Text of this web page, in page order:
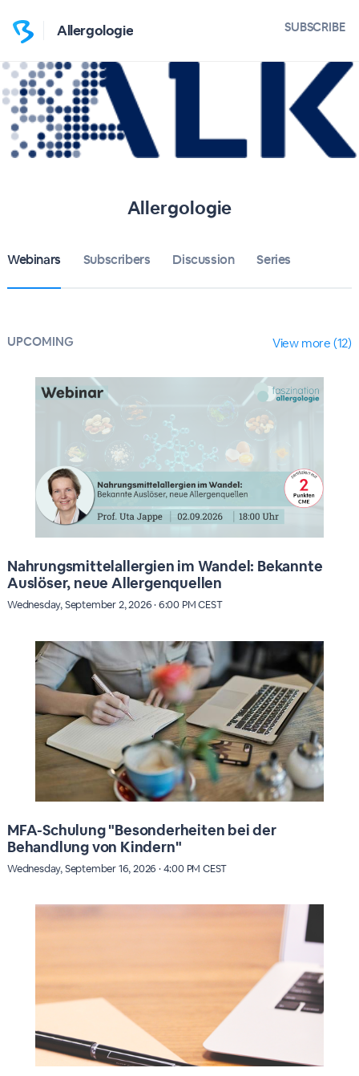
Allergologie SUBSCRIBE
Allergologie
Webinars Subscribers Discussion Series
UPCOMING View more (12)
Nahrungsmittelallergien im Wandel: Bekannte
Auslöser, neue Allergenquellen
Wednesday, September 2, 2026 · 6:00 PM CEST
MFA-Schulung "Besonderheiten bei der
Behandlung von Kindern"
Wednesday, September 16, 2026 · 4:00 PM CEST